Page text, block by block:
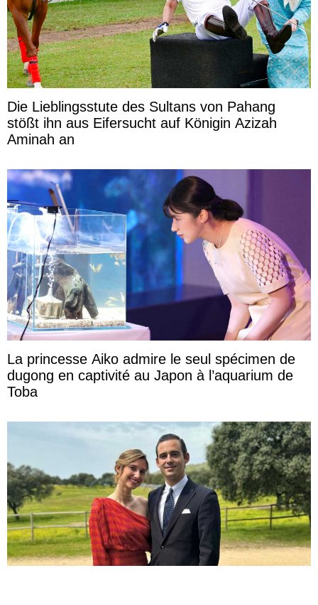
Die Lieblingsstute des Sultans von Pahang
stößt ihn aus Eifersucht auf Königin Azizah
Aminah an
La princesse Aiko admire le seul spécimen de
dugong en captivité au Japon à l’aquarium de
Toba